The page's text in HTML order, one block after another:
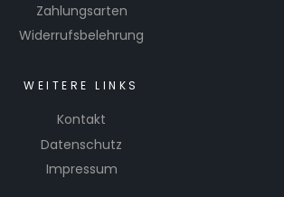
Zahlungsarten
Widerrufsbelehrung
WEITERE LINKS
Kontakt
Datenschutz
Impressum